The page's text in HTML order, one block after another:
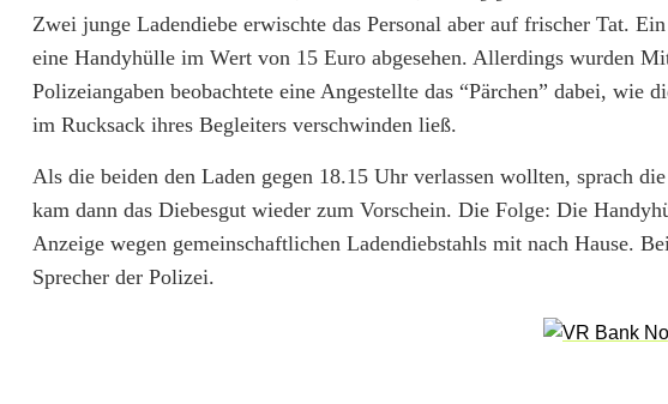
f
l
ü
h
t
e
Zwei junge Ladendiebe erwischte das Personal aber auf frischer Tat.
eine Handyhülle im Wert von 15 Euro abgesehen. Allerdings wurden
Polizeiangaben beobachtete eine Angestellte das “Pärchen” dabei, wie
im Rucksack ihres Begleiters verschwinden ließ.
Als die beiden den Laden gegen 18.15 Uhr verlassen wollten, sprach
kam dann das Diebesgut wieder zum Vorschein. Die Folge: Die
Anzeige wegen gemeinschaftlichen Ladendiebstahls mit nach Hause.
Sprecher der Polizei.